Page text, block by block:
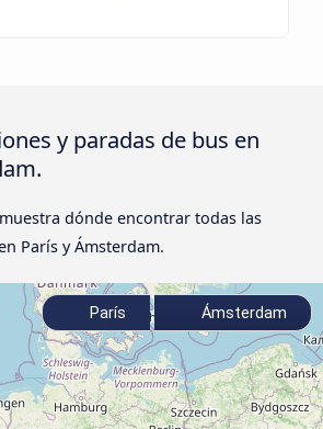
y paradas de bus en
dónde encontrar todas las
París y Ámsterdam.
París Ámsterdam